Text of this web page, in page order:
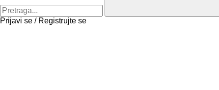
Prijavi se / Registrujte se